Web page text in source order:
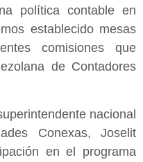
política contable en
establecido mesas
comisiones que
de Contadores
nacional
Conexas, Joselit
en el programa